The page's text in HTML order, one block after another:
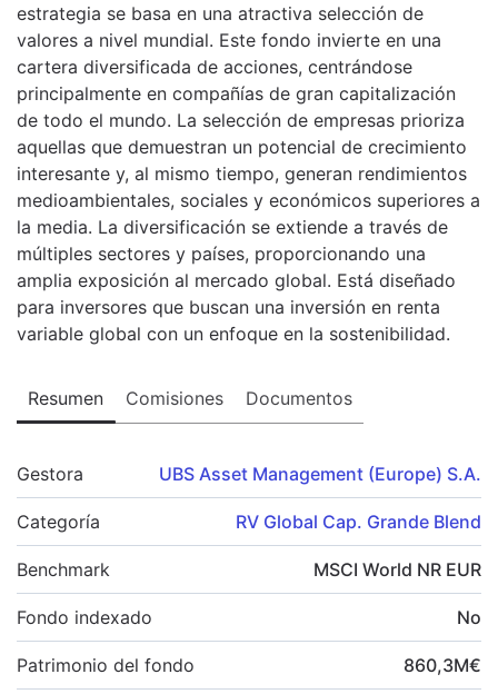
estrategia se basa en una atractiva selección de
valores a nivel mundial. Este fondo invierte en una
cartera diversificada de acciones, centrándose
principalmente en compañías de gran capitalización
de todo el mundo. La selección de empresas prioriza
aquellas que demuestran un potencial de crecimiento
interesante y, al mismo tiempo, generan rendimientos
medioambientales, sociales y económicos superiores a
la media. La diversificación se extiende a través de
múltiples sectores y países, proporcionando una
amplia exposición al mercado global. Está diseñado
para inversores que buscan una inversión en renta
variable global con un enfoque en la sostenibilidad.
Resumen Comisiones Documentos
Gestora UBS Asset Management (Europe) S.A.
Categoría RV Global Cap. Grande Blend
Benchmark MSCI World NR EUR
Fondo indexado No
Patrimonio del fondo 860,3M€